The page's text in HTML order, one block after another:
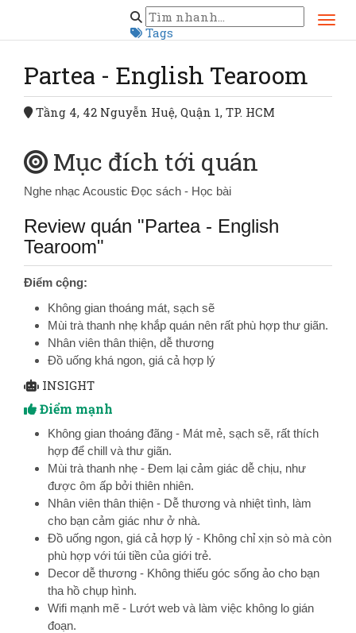
Tags
Hồ Chí Minh
Partea - English Tearoom
Partea - English Tearoom
Tầng 4, 42 Nguyễn Huệ, Quận 1, TP. HCM
Mục đích tới quán
Nghe nhạc Acoustic Đọc sách - Học bài
Review quán "Partea - English
Tearoom"
Điểm cộng:
Không gian thoáng mát, sạch sẽ
Mùi trà thanh nhẹ khắp quán nên rất phù hợp thư giãn.
Nhân viên thân thiện, dễ thương
Đồ uống khá ngon, giá cả hợp lý
INSIGHT
Điểm mạnh
Không gian thoáng đãng - Mát mẻ, sạch sẽ, rất thích
hợp để chill và thư giãn.
Mùi trà thanh nhẹ - Đem lại cảm giác dễ chịu, như
được ôm ấp bởi thiên nhiên.
Nhân viên thân thiện - Dễ thương và nhiệt tình, làm
cho bạn cảm giác như ở nhà.
Đồ uống ngon, giá cả hợp lý - Không chỉ xịn sò mà còn
phù hợp với túi tiền của giới trẻ.
Decor dễ thương - Không thiếu góc sống ảo cho bạn
tha hồ chụp hình.
Wifi mạnh mẽ - Lướt web và làm việc không lo gián
đoạn.